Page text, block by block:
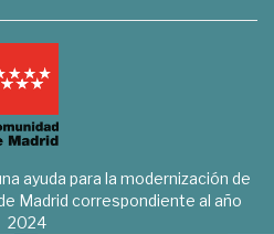
ayuda para la modernización de
Madrid correspondiente al año
2024